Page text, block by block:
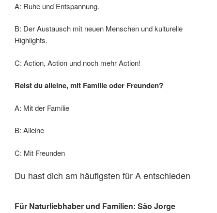
A: Ruhe und Entspannung.
B: Der Austausch mit neuen Menschen und kulturelle
Highlights.
C: Action, Action und noch mehr Action!
Reist du alleine, mit Familie oder Freunden?
A: Mit der Familie
B: Alleine
C: Mit Freunden
Du hast dich am häufigsten für A entschieden
Für Naturliebhaber und Familien: São Jorge